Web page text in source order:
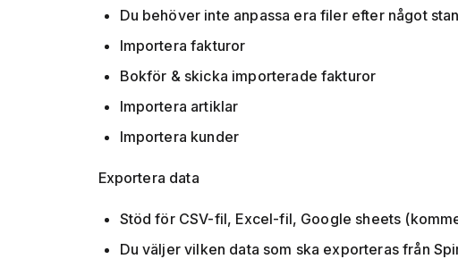
Du behöver inte anpassa era filer efter något
Importera fakturor
Bokför & skicka importerade fakturor
Importera artiklar
Importera kunder
Exportera data
Stöd för CSV-fil, Excel-fil, Google sheets
Du väljer vilken data som ska exporteras från